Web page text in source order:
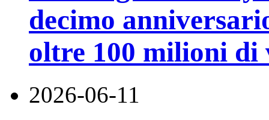
decimo
oltre 100 milioni
2026-06-11